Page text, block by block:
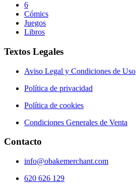
6
Cómics
Juegos
Libros
Textos Legales
Aviso Legal y Condiciones de Uso
Política de privacidad
Política de cookies
Condiciones Generales de Venta
Contacto
info@obakemerchant.com
620 626 129